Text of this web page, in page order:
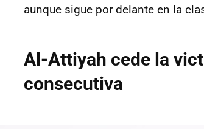
aunque sigue por delante en la
Al-Attiyah cede la
consecutiva